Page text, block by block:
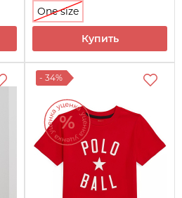
One size
Купить
- 34%